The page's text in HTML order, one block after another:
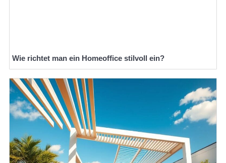
Wie richtet man ein Homeoffice stilvoll ein?